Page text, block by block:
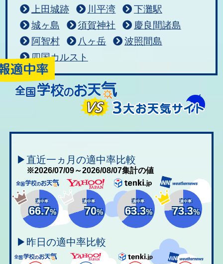
上田城跡
川平湾
下灘駅
城ヶ島
須賀神社
慶良間諸島
阿智村
八ヶ岳
波照間島
四国カルスト
▶直近一ヵ月の適中率比較
※2026/07/09～2026/08/07集計の値
適中率
66.7%
適中率
70%
適中率
63.3%
適中率
73.3%
▶昨日の適中率比較